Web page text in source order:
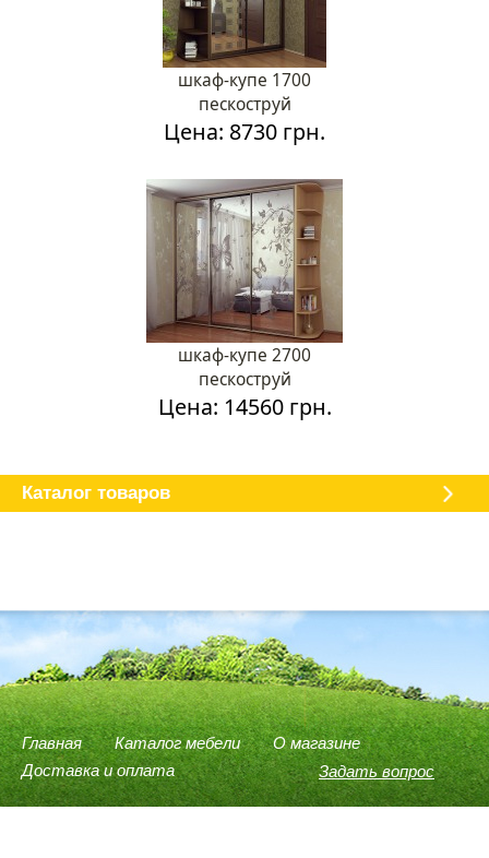
шкаф-купе 1700
пескоструй
Цена: 8730 грн.
шкаф-купе 2700
пескоструй
Цена: 14560 грн.
Каталог товаров
Задать вопрос
Главная Каталог мебели
О магазине
Доставка и оплата